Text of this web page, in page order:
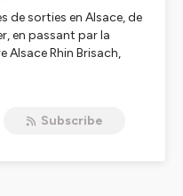
de sorties en Alsace, de
en passant par la
Alsace Rhin Brisach,
Subscribe